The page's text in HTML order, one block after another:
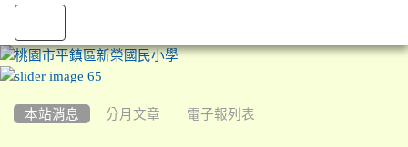
本站消息 分月文章 電子報列表